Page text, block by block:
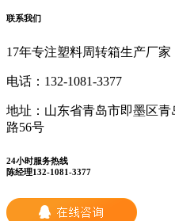
联系我们
17年专注塑料周转箱生产厂家
电话： 132-1081-3377
地址： 山东省青岛市即墨区
路56号
24小时服务热线
陈经理132-1081-3377